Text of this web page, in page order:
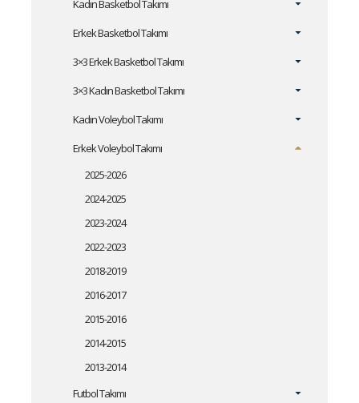
Kadın Basketbol Takımı
Erkek Basketbol Takımı
3×3 Erkek Basketbol Takımı
3×3 Kadın Basketbol Takımı
Kadın Voleybol Takımı
Erkek Voleybol Takımı
2025-2026
2024-2025
2023-2024
2022-2023
2018-2019
2016-2017
2015-2016
2014-2015
2013-2014
Futbol Takımı